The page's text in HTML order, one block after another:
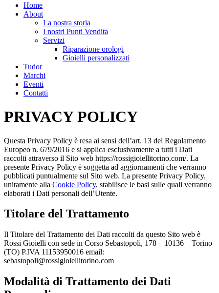
Home
About
La nostra storia
I nostri Punti Vendita
Servizi
Riparazione orologi
Gioielli personalizzati
Tudor
Marchi
Eventi
Contatti
PRIVACY POLICY
Questa Privacy Policy è resa ai sensi dell’art. 13 del Regolamento
Europeo n. 679/2016 e si applica esclusivamente a tutti i Dati
raccolti attraverso il Sito web https://rossigioiellitorino.com/. La
presente Privacy Policy è soggetta ad aggiornamenti che verranno
pubblicati puntualmente sul Sito web. La presente Privacy Policy,
unitamente alla Cookie Policy, stabilisce le basi sulle quali verranno
elaborati i Dati personali dell’Utente.
Titolare del Trattamento
Il Titolare del Trattamento dei Dati raccolti da questo Sito web è
Rossi Gioielli con sede in Corso Sebastopoli, 178 – 10136 – Torino
(TO) P.IVA 11153950016 email:
sebastopoli@rossigioiellitorino.com
Modalità di Trattamento dei Dati